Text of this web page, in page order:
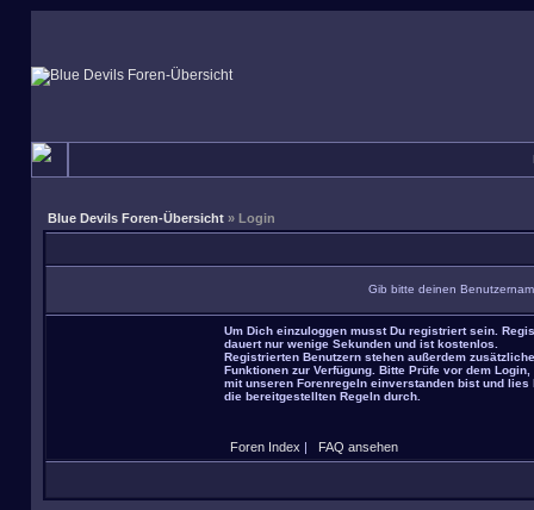
Blue Devils Foren-Übersicht » Login
Gib bitte deinen
Um Dich einzuloggen musst Du registriert sein.
dauert nur wenige Sekunden und ist kostenlos.
Registrierten Benutzern stehen außerdem zusätzliche
Funktionen zur Verfügung. Bitte Prüfe vor dem Login,
mit unseren Forenregeln einverstanden bist und lies
die bereitgestellten Regeln durch.
Foren Index | FAQ ansehen